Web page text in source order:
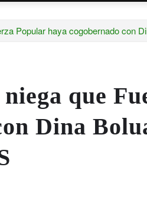
Popular haya cogobernado con
que
Dina